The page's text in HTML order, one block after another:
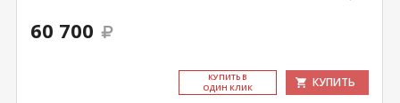
60 700
КУ­ПИТЬ В
ОДИН КЛИК
КУПИТЬ